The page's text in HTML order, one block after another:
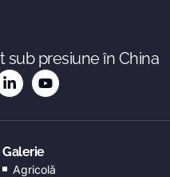
sub presiune în China
Galerie
Agricolă